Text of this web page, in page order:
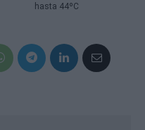
hasta 44ºC